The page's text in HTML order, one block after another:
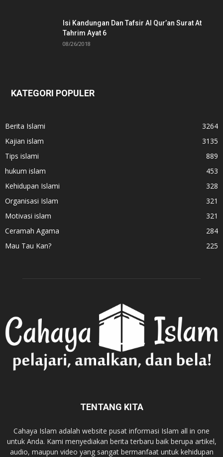
Isi Kandungan Dan Tafsir Al Qur’an Surat At
Tahrim Ayat 6
08/26/2018
KATEGORI POPULER
Berita Islami
3264
Kajian islam
3135
Tips islami
889
hukum islam
453
Kehidupan Islami
328
Organisasi Islam
321
Motivasi islam
321
Ceramah Agama
284
Mau Tau Kan?
225
TENTANG KITA
Cahaya Islam adalah website pusat informasi Islam all in one
untuk Anda. Kami menyediakan berita terbaru baik berupa artikel,
audio, maupun video yang sangat bermanfaat untuk kehidupan